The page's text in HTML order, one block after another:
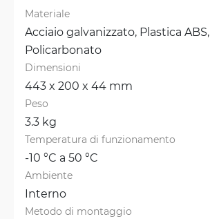
Materiale
Acciaio galvanizzato, Plastica ABS,
Policarbonato
Dimensioni
443 x 200 x 44 mm
Peso
3.3 kg
Temperatura di funzionamento
-10 °C a 50 °C
Ambiente
Interno
Metodo di montaggio